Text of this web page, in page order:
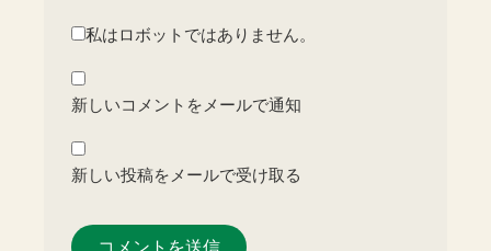
私はロボットではありません。
新しいコメントをメールで通知
新しい投稿をメールで受け取る